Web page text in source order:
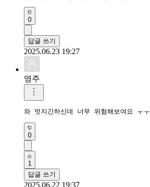
0
답글 쓰기
2025.06.23 19:27
영주
와 멋지긴하신데 너무 위험해보여요 ㅜㅜ
0
1
답글 쓰기
2025.06.22 19:37